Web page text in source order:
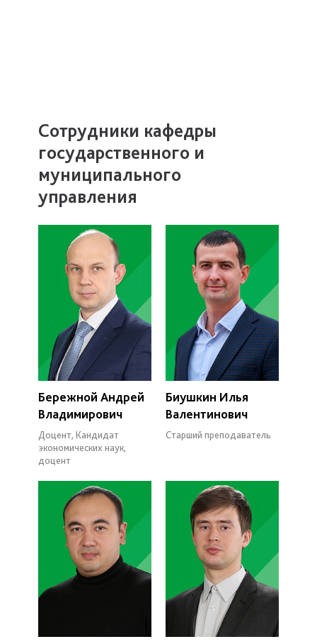
Сотрудники кафедры
государственного и
муниципального
управления
Бережной Андрей
Владимирович
Доцент, Кандидат
экономических наук,
доцент
Биушкин Илья
Валентинович
Старший преподаватель